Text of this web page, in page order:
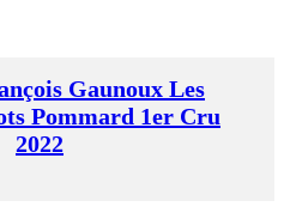
Gaunoux Les
Pommard 1er Cru
2022